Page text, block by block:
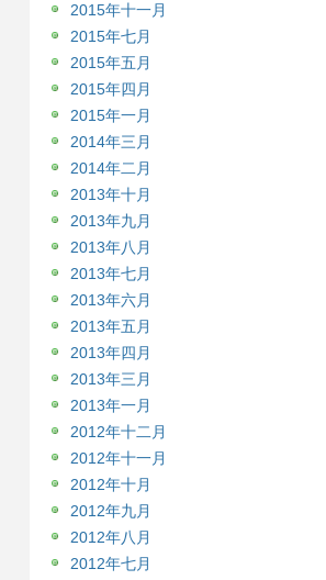
2015年十一月
2015年七月
2015年五月
2015年四月
2015年一月
2014年三月
2014年二月
2013年十月
2013年九月
2013年八月
2013年七月
2013年六月
2013年五月
2013年四月
2013年三月
2013年一月
2012年十二月
2012年十一月
2012年十月
2012年九月
2012年八月
2012年七月